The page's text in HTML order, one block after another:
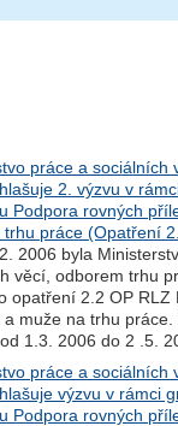
práce a sociálních
2. výzvu v
Podpora rovných
trhu práce (Opatření
2006 byla
věcí, odborem trhu
opatření 2.2 OP RLZ
a muže na trhu
1.3. 2006 do 2 .5.
práce a sociálních
výzvu v rámci
Podpora rovných